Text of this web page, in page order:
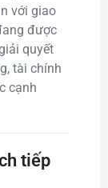
với giao
được
quyết
tài chính
cạnh
tiếp